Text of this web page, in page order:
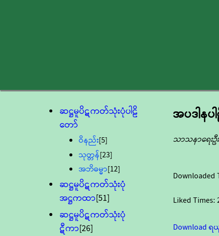
ဆဋ္ဌမူပိဋကတ်သုံးပုံပါဠိ
တော်
ဝိနည်း[5]
သုတ္တန်[23]
အဘိဓမ္မာ[12]
ဆဋ္ဌမူပိဋကတ်သုံးပုံ
အဋ္ဌကထာ[51]
ဆဋ္ဌမူပိဋကတ်သုံးပုံ
ဋီကာ[26]
အပဒါနပ
သာသနာရေးဦ
Downloaded
Liked Times:
Download